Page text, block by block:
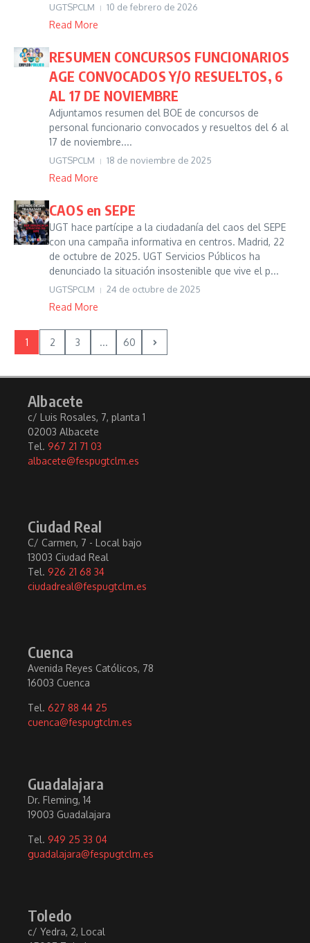
UGTSPCLM 10 de febrero de 2026
Read More
RESUMEN CONCURSOS FUNCIONARIOS
AGE CONVOCADOS Y/O RESUELTOS, 6
AL 17 DE NOVIEMBRE
Adjuntamos resumen del BOE de concursos de
personal funcionario convocados y resueltos del 6 al
17 de noviembre....
UGTSPCLM 18 de noviembre de 2025
Read More
CAOS en SEPE
UGT hace partícipe a la ciudadanía del caos del SEPE
con una campaña informativa en centros. Madrid, 22
de octubre de 2025. UGT Servicios Públicos ha
denunciado la situación insostenible que vive el p...
UGTSPCLM 24 de octubre de 2025
Read More
1 2 3 ... 60
Albacete
c/ Luis Rosales, 7, planta 1
02003 Albacete
Tel. 967 21 71 03
albacete@fespugtclm.es
Ciudad Real
C/ Carmen, 7 - Local bajo
13003 Ciudad Real
Tel. 926 21 68 34
ciudadreal@fespugtclm.es
Cuenca
Avenida Reyes Católicos, 78
16003 Cuenca
Tel. 627 88 44 25
cuenca@fespugtclm.es
Guadalajara
Dr. Fleming, 14
19003 Guadalajara
Tel. 949 25 33 04
guadalajara@fespugtclm.es
Toledo
c/ Yedra, 2, Local